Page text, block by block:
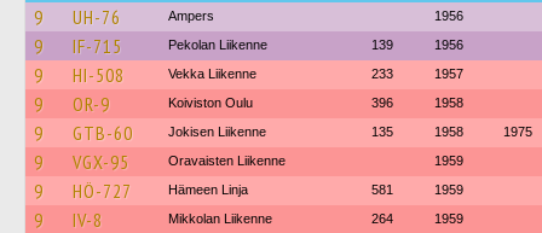
9 UH-76 Ampers 1956
9 IF-715 Pekolan Liikenne 139 1956
9 HI-508 Vekka Liikenne 233 1957
9 OR-9 Koiviston Oulu 396 1958
9 GTB-60 Jokisen Liikenne 135 1958 1975
9 VGX-95 Oravaisten Liikenne 1959
9 HÖ-727 Hämeen Linja 581 1959
9 IV-8 Mikkolan Liikenne 264 1959